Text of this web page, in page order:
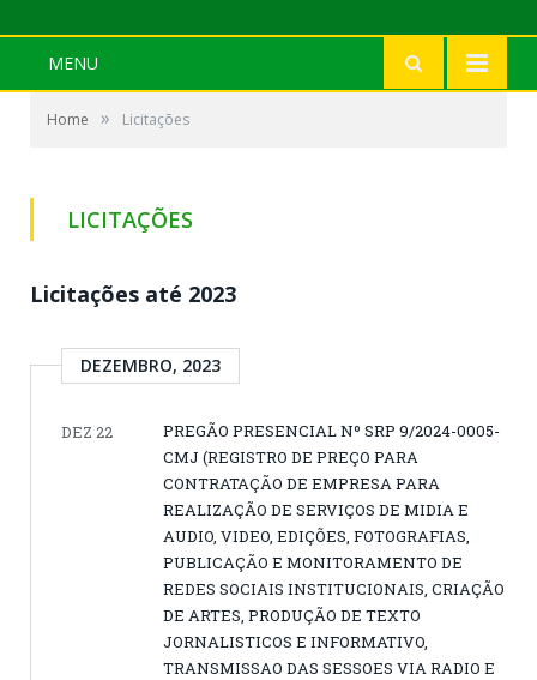
MENU
Home » Licitações
LICITAÇÕES
Licitações até 2023
DEZEMBRO, 2023
DEZ 22
PREGÃO PRESENCIAL Nº SRP 9/2024-0005-
CMJ (REGISTRO DE PREÇO PARA
CONTRATAÇÃO DE EMPRESA PARA
REALIZAÇÃO DE SERVIÇOS DE MIDIA E
AUDIO, VIDEO, EDIÇÕES, FOTOGRAFIAS,
PUBLICAÇÃO E MONITORAMENTO DE
REDES SOCIAIS INSTITUCIONAIS, CRIAÇÃO
DE ARTES, PRODUÇÃO DE TEXTO
JORNALISTICOS E INFORMATIVO,
TRANSMISSAO DAS SESSOES VIA RADIO E